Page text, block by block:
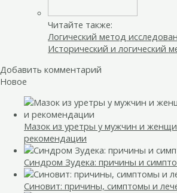
Читайте также:
Логический метод
Исторический и логический
Добавить комментарий
Новое
Мазок из уретры у мужчин и
рекомендации
Синдром Зудека: причины и
Синовит: причины, симптомы и